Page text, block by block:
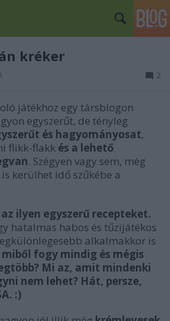
kréker
2
játékhoz egy társblogon
egyszerűt, de tényleg
és hagyományosat,
flikk-flakk és a lehető
. Szégyen vagy sem, még
kerülhet idő szűkébe a
ilyen egyszerű recepteket.
hatalmas habos és tűzijátékos
alkalmakkor is
fogy mindig és mégis
Mi az, amit mindenki
nem lehet? Hát, persze,
:)